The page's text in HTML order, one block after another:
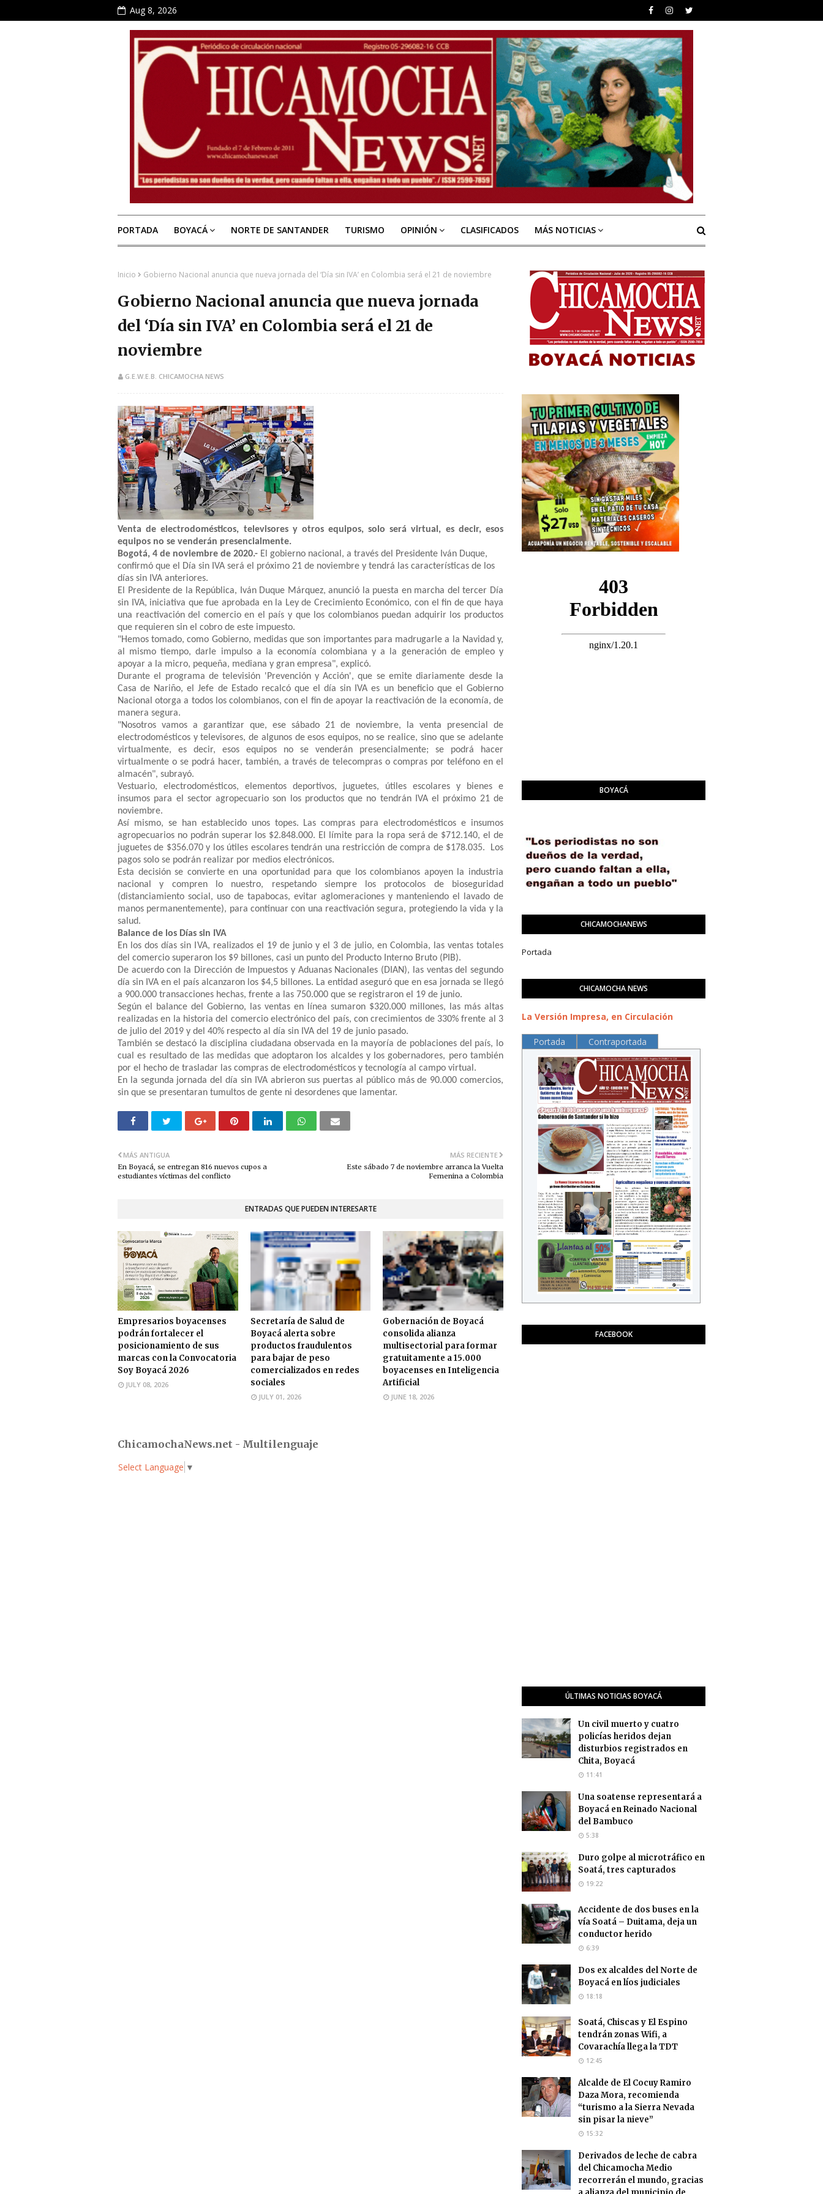
Aug 8, 2026
PORTADA BOYACÁ NORTE DE SANTANDER TURISMO OPINIÓN CLASIFICADOS MÁS NOTICIAS
Inicio Gobierno Nacional anuncia que nueva jornada del ‘Día sin IVA’ en Colombia será el 21 de noviembre
Gobierno Nacional anuncia que nueva jornada
del ‘Día sin IVA’ en Colombia será el 21 de
noviembre
G.E.W.E.B. CHICAMOCHA NEWS
Venta de electrodomésticos, televisores y otros equipos, solo será virtual, es decir, esos
equipos no se venderán presencialmente.
Bogotá, 4 de noviembre de 2020.- El gobierno nacional, a través del Presidente Iván Duque,
confirmó que el Día sin IVA será el próximo 21 de noviembre y tendrá las características de los
días sin IVA anteriores.
El Presidente de la República, Iván Duque Márquez, anunció la puesta en marcha del tercer Día
sin IVA, iniciativa que fue aprobada en la Ley de Crecimiento Económico, con el fin de que haya
una reactivación del comercio en el país y que los colombianos puedan adquirir los productos
que requieren sin el cobro de este impuesto.
"Hemos tomado, como Gobierno, medidas que son importantes para madrugarle a la Navidad y,
al mismo tiempo, darle impulso a la economía colombiana y a la generación de empleo y
apoyar a la micro, pequeña, mediana y gran empresa", explicó.
Durante el programa de televisión 'Prevención y Acción', que se emite diariamente desde la
Casa de Nariño, el Jefe de Estado recalcó que el día sin IVA es un beneficio que el Gobierno
Nacional otorga a todos los colombianos, con el fin de apoyar la reactivación de la economía, de
manera segura.
"Nosotros vamos a garantizar que, ese sábado 21 de noviembre, la venta presencial de
electrodomésticos y televisores, de algunos de esos equipos, no se realice, sino que se adelante
virtualmente, es decir, esos equipos no se venderán presencialmente; se podrá hacer
virtualmente o se podrá hacer, también, a través de telecompras o compras por teléfono en el
almacén", subrayó.
Vestuario, electrodomésticos, elementos deportivos, juguetes, útiles escolares y bienes e
insumos para el sector agropecuario son los productos que no tendrán IVA el próximo 21 de
noviembre.
Así mismo, se han establecido unos topes. Las compras para electrodomésticos e insumos
agropecuarios no podrán superar los $2.848.000. El límite para la ropa será de $712.140, el de
juguetes de $356.070 y los útiles escolares tendrán una restricción de compra de $178.035. Los
pagos solo se podrán realizar por medios electrónicos.
Esta decisión se convierte en una oportunidad para que los colombianos apoyen la industria
nacional y compren lo nuestro, respetando siempre los protocolos de bioseguridad
(distanciamiento social, uso de tapabocas, evitar aglomeraciones y manteniendo el lavado de
manos permanentemente), para continuar con una reactivación segura, protegiendo la vida y la
salud.
Balance de los Días sin IVA
En los dos días sin IVA, realizados el 19 de junio y el 3 de julio, en Colombia, las ventas totales
del comercio superaron los $9 billones, casi un punto del Producto Interno Bruto (PIB).
De acuerdo con la Dirección de Impuestos y Aduanas Nacionales (DIAN), las ventas del segundo
día sin IVA en el país alcanzaron los $4,5 billones. La entidad aseguró que en esa jornada se llegó
a 900.000 transacciones hechas, frente a las 750.000 que se registraron el 19 de junio.
Según el balance del Gobierno, las ventas en línea sumaron $320.000 millones, las más altas
realizadas en la historia del comercio electrónico del país, con crecimientos de 330% frente al 3
de julio del 2019 y del 40% respecto al día sin IVA del 19 de junio pasado.
También se destacó la disciplina ciudadana observada en la mayoría de poblaciones del país, lo
cual es resultado de las medidas que adoptaron los alcaldes y los gobernadores, pero también
por el hecho de trasladar las compras de electrodomésticos y tecnología al campo virtual.
En la segunda jornada del día sin IVA abrieron sus puertas al público más de 90.000 comercios,
sin que se presentaran tumultos de gente ni desordenes que lamentar.
MÁS RECIENTE
Este sábado 7 de noviembre arranca la Vuelta
Femenina a Colombia
MÁS ANTIGUA
En Boyacá, se entregan 816 nuevos cupos a
estudiantes víctimas del conflicto
ENTRADAS QUE PUEDEN INTERESARTE
Empresarios boyacenses
podrán fortalecer el
posicionamiento de sus
marcas con la Convocatoria
Soy Boyacá 2026
JULY 08, 2026
Secretaría de Salud de
Boyacá alerta sobre
productos fraudulentos
para bajar de peso
comercializados en redes
sociales
JULY 01, 2026
Gobernación de Boyacá
consolida alianza
multisectorial para formar
gratuitamente a 15.000
boyacenses en Inteligencia
Artificial
JUNE 18, 2026
ChicamochaNews.net - Multilenguaje
Select Language ▼
BOYACÁ
CHICAMOCHANEWS
Portada
CHICAMOCHA NEWS
La Versión Impresa, en Circulación
Portada Contraportada
FACEBOOK
ÚLTIMAS NOTICIAS BOYACÁ
Un civil muerto y cuatro
policías heridos dejan
disturbios registrados en
Chita, Boyacá
11:41
Una soatense representará a
Boyacá en Reinado Nacional
del Bambuco
5:38
Duro golpe al microtráfico en
Soatá, tres capturados
19:22
Accidente de dos buses en la
vía Soatá – Duitama, deja un
conductor herido
6:39
Dos ex alcaldes del Norte de
Boyacá en líos judiciales
18:18
Soatá, Chiscas y El Espino
tendrán zonas Wifi, a
Covarachía llega la TDT
12:45
Alcalde de El Cocuy Ramiro
Daza Mora, recomienda
“turismo a la Sierra Nevada
sin pisar la nieve”
15:32
Derivados de leche de cabra
del Chicamocha Medio
recorrerán el mundo, gracias